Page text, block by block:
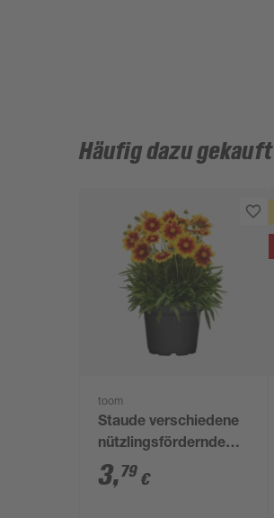
Häufig dazu gekauft
toom
Staude verschiedene
nützlingsfördernde
Sorten 13 cm Topf
3,79 €